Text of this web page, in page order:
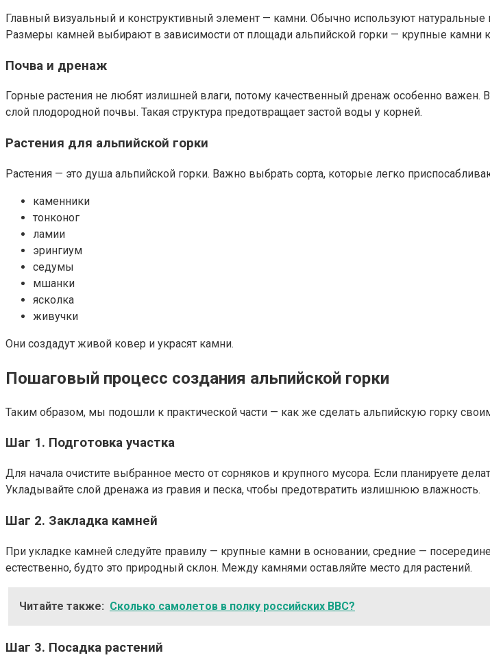
Главный визуальный и конструктивный элемент — камни. Обычно используют
Размеры камней выбирают в зависимости от площади альпийской горки — крупные камни
Почва и дренаж
Горные растения не любят излишней влаги, потому качественный дренаж особенно
слой плодородной почвы. Такая структура предотвращает застой воды у корней.
Растения для альпийской горки
Растения — это душа альпийской горки. Важно выбрать сорта, которые легко
каменники
тонконог
ламии
эрингиум
седумы
мшанки
ясколка
живучки
Они создадут живой ковер и украсят камни.
Пошаговый процесс создания альпийской горки
Таким образом, мы подошли к практической части — как же сделать альпийскую горку
Шаг 1. Подготовка участка
Для начала очистите выбранное место от сорняков и крупного мусора. Если планируете
Укладывайте слой дренажа из гравия и песка, чтобы предотвратить излишнюю влажность.
Шаг 2. Закладка камней
При укладке камней следуйте правилу — крупные камни в основании, средние —
естественно, будто это природный склон. Между камнями оставляйте место для растений.
Читайте также: Сколько самолетов в полку российских ВВС?
Шаг 3. Посадка растений